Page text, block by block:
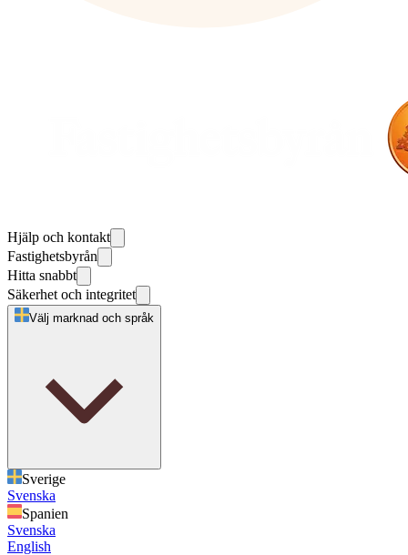
Hjälp och kontakt
Fastighetsbyrån
Hitta snabbt
Säkerhet och integritet
Välj marknad och språk
Sverige
Svenska
Spanien
Svenska
English